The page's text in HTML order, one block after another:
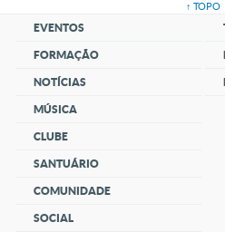
↑ TOPO
EVENTOS
FORMAÇÃO
NOTÍCIAS
MÚSICA
CLUBE
SANTUÁRIO
COMUNIDADE
SOCIAL